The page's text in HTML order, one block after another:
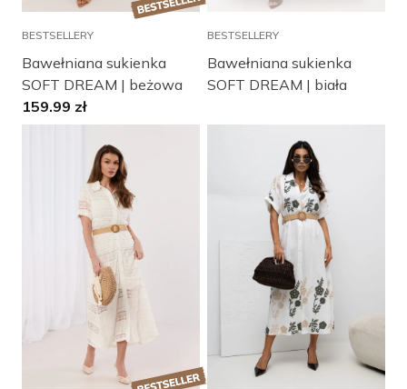
BESTSELLERY
Bawełniana sukienka
SOFT DREAM | beżowa
159.99 zł
BESTSELLERY
Bawełniana sukienka
SOFT DREAM | biała